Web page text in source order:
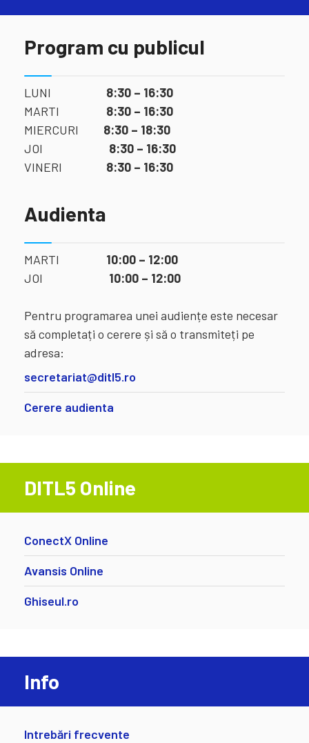
Program cu publicul
LUNI 8:30 – 16:30
MARTI 8:30 – 16:30
MIERCURI 8:30 – 18:30
JOI 8:30 – 16:30
VINERI 8:30 – 16:30
Audienta
MARTI 10:00 – 12:00
JOI 10:00 – 12:00
Pentru programarea unei audiențe este necesar
să completați o cerere și să o transmiteți pe
adresa:
secretariat@ditl5.ro
Cerere audienta
DITL5 Online
ConectX Online
Avansis Online
Ghiseul.ro
Info
Intrebări frecvente